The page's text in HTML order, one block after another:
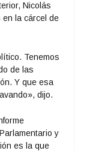
Nicolás
la cárcel de
Tenemos
de las
Y que esa
dijo.
y
es la que